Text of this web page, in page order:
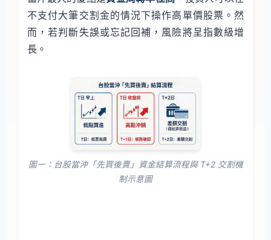
不支付大筆交割金的情況下操作高單價股票。然
而，若判斷失誤或忘記回補，風險將呈指數級增
長。
圖一：台股當沖「先買後賣」資金結算流程與 T+2 交割機
制示意圖